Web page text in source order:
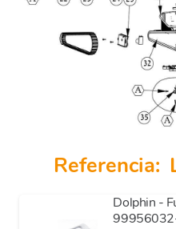
Referencia:
Dolphin -